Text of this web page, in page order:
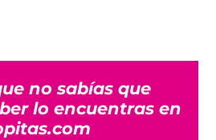
no sabías que
lo encuentras en